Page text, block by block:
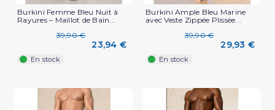
Burkini Femme Bleu Nuit à
Rayures – Maillot de Bain...
39,90 €
23,94 €
En stock
Burkini Ample Bleu Marine
avec Veste Zippée Plissée...
39,90 €
29,93 €
En stock